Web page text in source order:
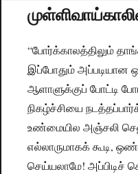
“போர்க்காலத்திலும்
இப்போதும் அப்படியான
ஆளாளுக்குப் போட்டி
நிகழ்ச்சியை
உண்மையில அஞ்சலி
எல்லாருமாகக் கூடி,
செய்யலாமே! அப்பிடிச்